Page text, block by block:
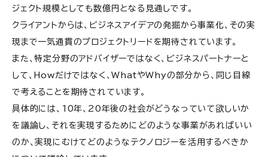
ジェクト規模としても数億円となる見通しです。
クライアントからは、ビジネスアイデアの発掘から事業化、その実
現まで一気通貫のプロジェクトリードを期待されています。
また、特定分野のアドバイザーではなく、ビジネスパートナーと
して、Howだけではなく、WhatやWhyの部分から、同じ目線
で考えることを期待されています。
具体的には、10年、20年後の社会がどうなっていて欲しいか
を議論し、それを実現するためにどのような事業があればいい
のか、実現にむけてどのようなテクノロジーを活用するべきか